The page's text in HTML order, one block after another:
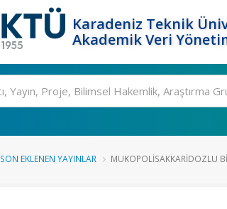
Karadeniz Teknik
Akademik Veri
SON EKLENEN YAYINLAR MUKOPOLISAKKARIDOZLU